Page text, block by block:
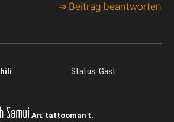
⇒ Beitrag beantworten
Status: Gast
Samui An: tattooman t.